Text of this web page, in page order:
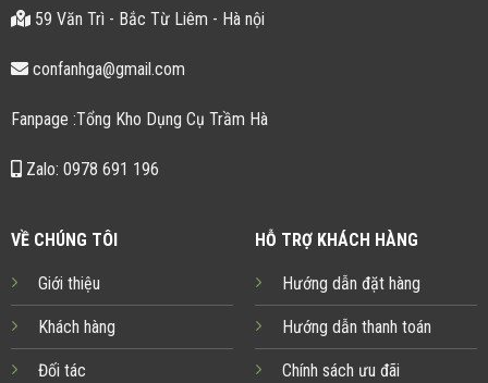
59 Văn Trì - Bắc Từ Liêm - Hà nội
confanhga@gmail.com
Fanpage :Tổng Kho Dụng Cụ Trầm Hà
Zalo: 0978 691 196
VỀ CHÚNG TÔI
Giới thiệu
Khách hàng
Đối tác
HỖ TRỢ KHÁCH HÀNG
Hướng dẫn đặt hàng
Hướng dẫn thanh toán
Chính sách ưu đãi